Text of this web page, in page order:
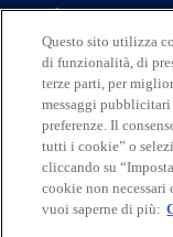
Media
Company
i
Legal
Questo sito utilizza
di funzionalità, di
terze parti, per
messaggi
preferenze. Il
tutti i cookie” o
cliccando su
cookie non
vuoi saperne di più: